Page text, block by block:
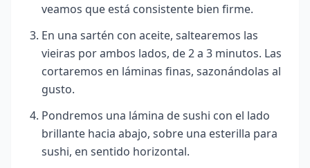
veamos que está consistente bien firme.
En una sartén con aceite, saltearemos las
vieiras por ambos lados, de 2 a 3 minutos. Las
cortaremos en láminas finas, sazonándolas al
gusto.
Pondremos una lámina de sushi con el lado
brillante hacia abajo, sobre una esterilla para
sushi, en sentido horizontal.